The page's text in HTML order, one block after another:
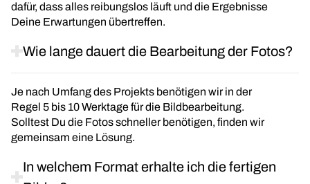
dafür, dass alles reibungslos läuft und die Ergebnisse
Deine Erwartungen übertreffen.
Wie lange dauert die Bearbeitung der Fotos?
Je nach Umfang des Projekts benötigen wir in der
Regel 5 bis 10 Werktage für die Bildbearbeitung.
Solltest Du die Fotos schneller benötigen, finden wir
gemeinsam eine Lösung.
In welchem Format erhalte ich die fertigen